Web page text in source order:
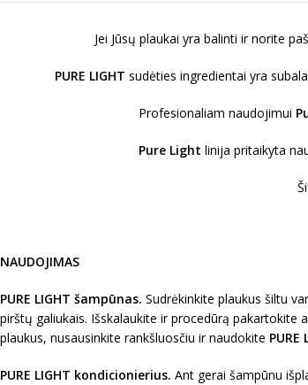
Jei Jūsų plaukai yra balinti ir norite
PURE LIGHT sudėties ingredientai yra
Profesionaliam naudojimui
Pure Light linija pritaikyta
NAUDOJIMAS
PURE LIGHT šampūnas. Sudrėkinkite plaukus šiltu
pirštų galiukais. Išskalaukite ir procedūrą pakartokite
plaukus, nusausinkite rankšluosčiu ir naudokite PURE
PURE LIGHT kondicionierius. Ant gerai šampūnu